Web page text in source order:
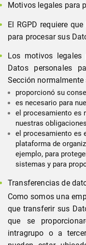
Motivos legales para
El RGPD requiere
para procesar sus
Los motivos legales
Datos personales
Sección
proporcionó su
es necesario para
el procesamiento es
nuestras
el procesamiento es
plataforma de
ejemplo, para
sistemas y para
Transferencias de
Como somos una
que transferir sus
que se
intragrupo o a